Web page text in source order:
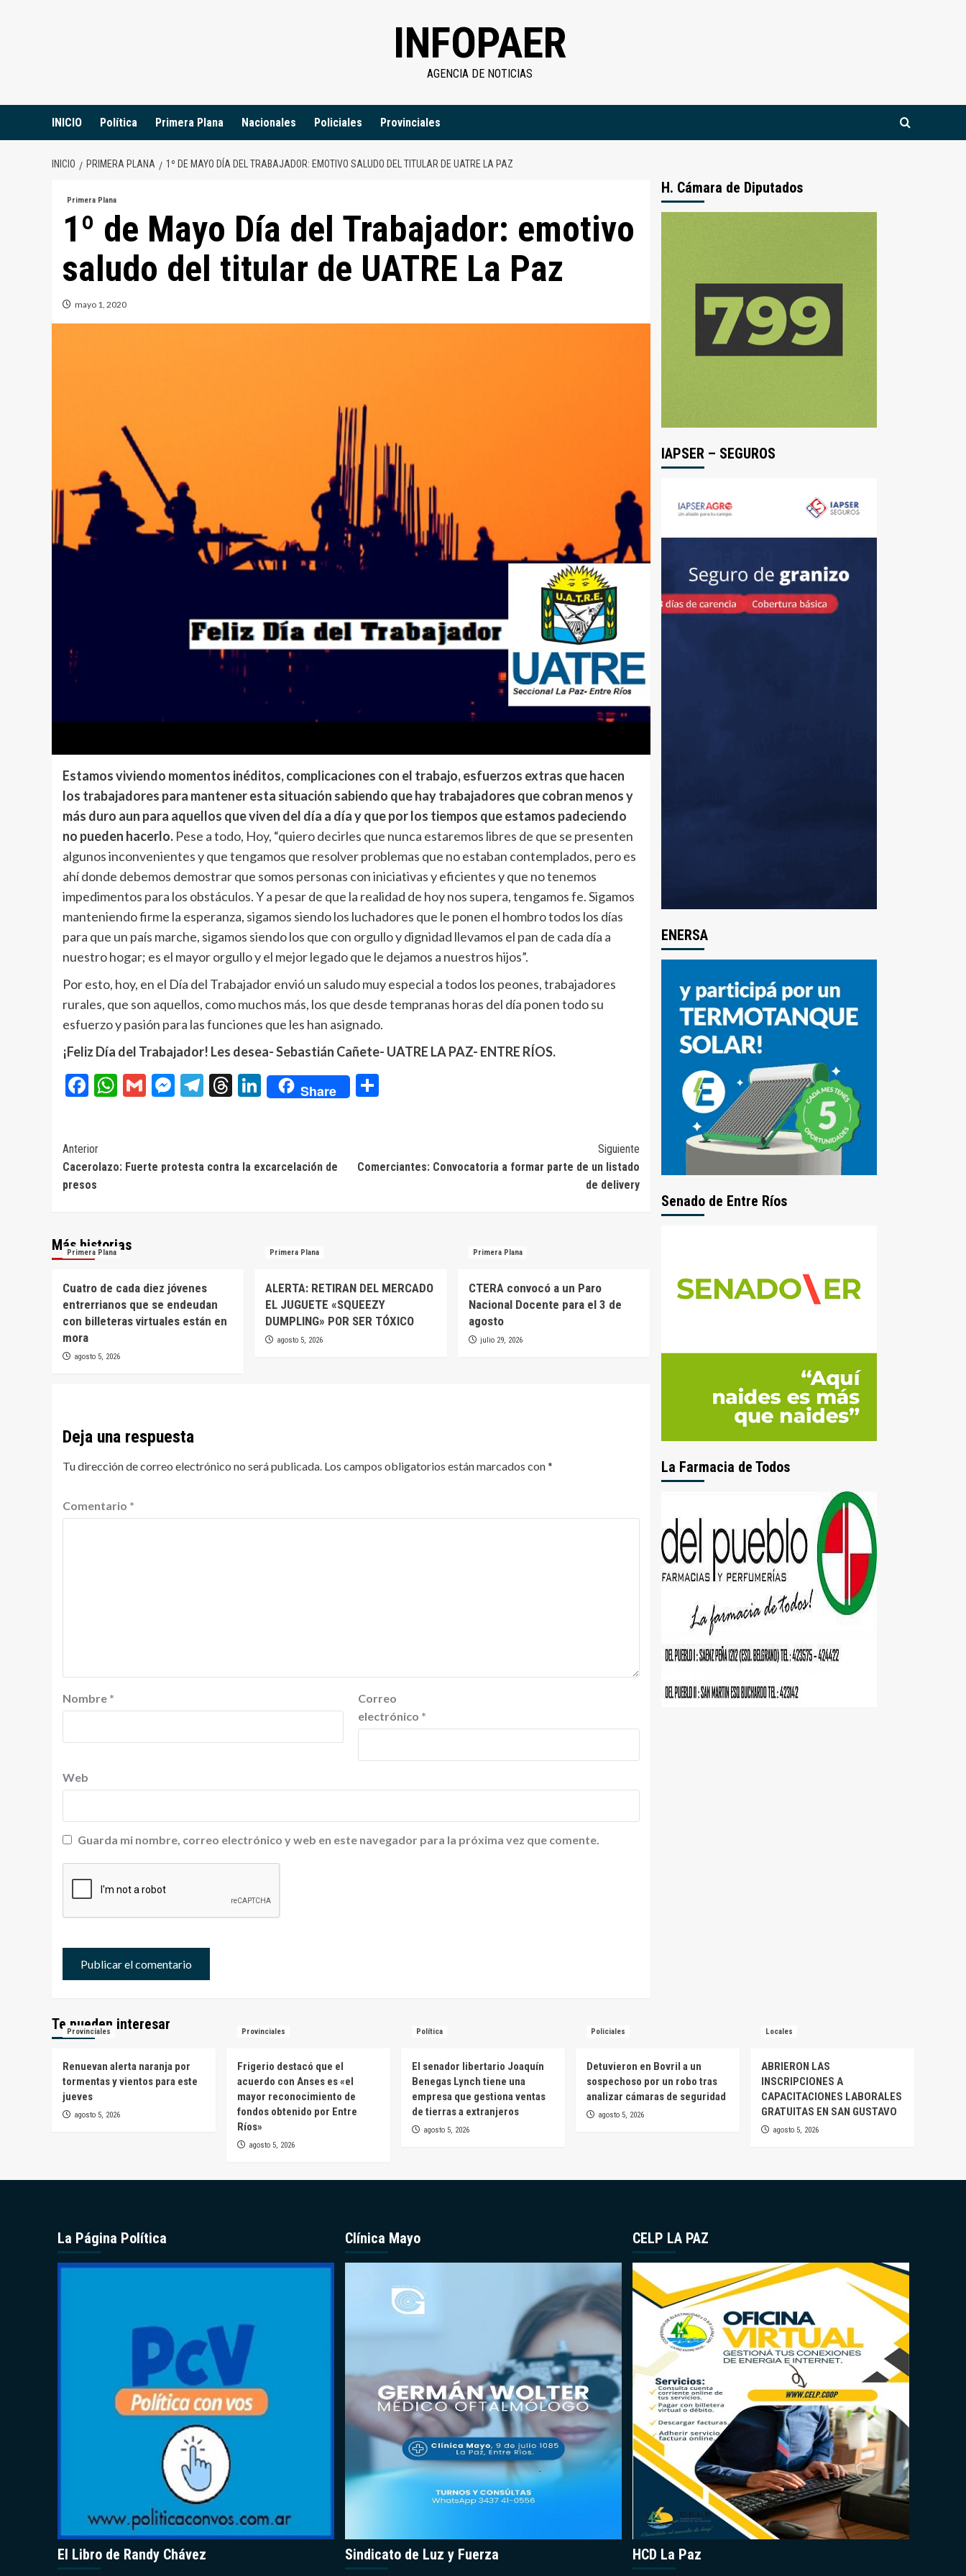
INFOPAER
AGENCIA DE NOTICIAS
INICIO Política Primera Plana Nacionales Policiales Provinciales
INICIO PRIMERA PLANA 1º DE MAYO DÍA DEL TRABAJADOR: EMOTIVO SALUDO DEL TITULAR DE UATRE LA PAZ
Primera Plana
1º de Mayo Día del Trabajador: emotivo
saludo del titular de UATRE La Paz
mayo 1, 2020
Estamos viviendo momentos inéditos, complicaciones con el trabajo, esfuerzos extras que hacen
los trabajadores para mantener esta situación sabiendo que hay trabajadores que cobran menos y
más duro aun para aquellos que viven del día a día y que por los tiempos que estamos padeciendo
no pueden hacerlo. Pese a todo, Hoy, “quiero decirles que nunca estaremos libres de que se presenten
algunos inconvenientes y que tengamos que resolver problemas que no estaban contemplados, pero es
ahí donde debemos demostrar que somos personas con iniciativas y eficientes y que no tenemos
impedimentos para los obstáculos. Y a pesar de que la realidad de hoy nos supera, tengamos fe. Sigamos
manteniendo firme la esperanza, sigamos siendo los luchadores que le ponen el hombro todos los días
para que un país marche, sigamos siendo los que con orgullo y dignidad llevamos el pan de cada día a
nuestro hogar; es el mayor orgullo y el mejor legado que le dejamos a nuestros hijos”.
Por esto, hoy, en el Día del Trabajador envió un saludo muy especial a todos los peones, trabajadores
rurales, que son aquellos, como muchos más, los que desde tempranas horas del día ponen todo su
esfuerzo y pasión para las funciones que les han asignado.
¡Feliz Día del Trabajador! Les desea- Sebastián Cañete- UATRE LA PAZ- ENTRE RÍOS.
Facebook
WhatsApp
GmailMessenger
Telegram
Threads
LinkedIn
Share
Navegación
de
entradas
Anterior
Cacerolazo: Fuerte protesta contra la excarcelación de
presos
Siguiente
Comerciantes: Convocatoria a formar parte de un listado
de delivery
Más historias
Primera Plana
Cuatro de cada diez jóvenes
entrerrianos que se endeudan
con billeteras virtuales están en
mora
agosto 5, 2026
Primera Plana
ALERTA: RETIRAN DEL MERCADO
EL JUGUETE «SQUEEZY
DUMPLING» POR SER TÓXICO
agosto 5, 2026
Primera Plana
CTERA convocó a un Paro
Nacional Docente para el 3 de
agosto
julio 29, 2026
Deja una respuesta
Tu dirección de correo electrónico no será publicada. Los campos obligatorios están marcados con*
Comentario *
Nombre *
Correo
electrónico *
Web
Guarda mi nombre, correo electrónico y web en este navegador para la próxima vez que comente.
H. Cámara de Diputados
IAPSER – SEGUROS
ENERSA
Senado de Entre Ríos
La Farmacia de Todos
Te pueden interesar
Provinciales
Renuevan alerta naranja por
tormentas y vientos para este
jueves
agosto 5, 2026
Provinciales
Frigerio destacó que el
acuerdo con Anses es «el
mayor reconocimiento de
fondos obtenido por Entre
Ríos»
agosto 5, 2026
Política
El senador libertario Joaquín
Benegas Lynch tiene una
empresa que gestiona ventas
de tierras a extranjeros
agosto 5, 2026
Policiales
Detuvieron en Bovril a un
sospechoso por un robo tras
analizar cámaras de seguridad
agosto 5, 2026
Locales
ABRIERON LAS
INSCRIPCIONES A
CAPACITACIONES LABORALES
GRATUITAS EN SAN GUSTAVO
agosto 5, 2026
La Página Política
El Libro de Randy Chávez
Clínica Mayo
Sindicato de Luz y Fuerza
CELP LA PAZ
HCD La Paz